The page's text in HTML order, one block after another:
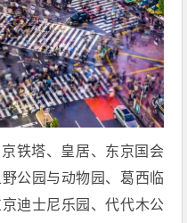
铁塔、皇居、东京国会
公园与动物园、葛西临
迪士尼乐园、代代木公